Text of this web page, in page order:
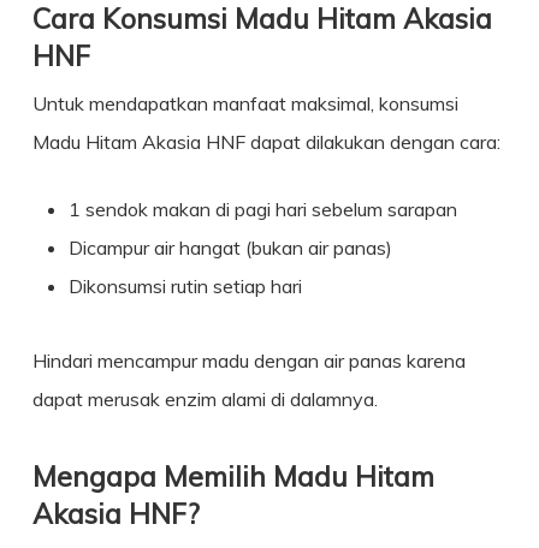
Cara Konsumsi Madu Hitam Akasia
HNF
Untuk mendapatkan manfaat maksimal, konsumsi
Madu Hitam Akasia HNF dapat dilakukan dengan cara:
1 sendok makan di pagi hari sebelum sarapan
Dicampur air hangat (bukan air panas)
Dikonsumsi rutin setiap hari
Hindari mencampur madu dengan air panas karena
dapat merusak enzim alami di dalamnya.
Mengapa Memilih Madu Hitam
Akasia HNF?